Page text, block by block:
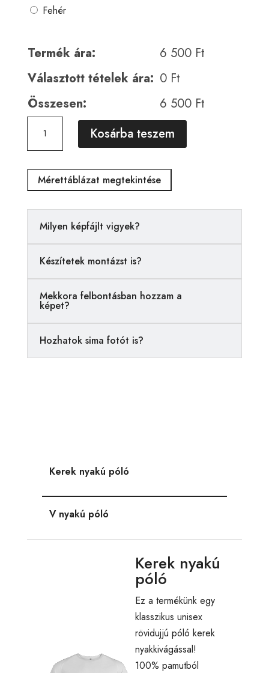
Fehér
Termék ára: 6 500 Ft
Választott tételek ára: 0 Ft
Összesen:
6 500 Ft
00009
Kosárba teszem
A
n
Mérettáblázat megtekintése
Milyen képfájlt vigyek?
Készítetek montázst is?
Mekkora felbontásban hozzam a
képet?
Hozhatok sima fotót is?
Kerek nyakú póló
V nyakú póló
Kerek nyakú
póló
Ez a termékünk egy
klasszikus unisex
rövidujjú póló kerek
nyakkivágással!
100% pamutból